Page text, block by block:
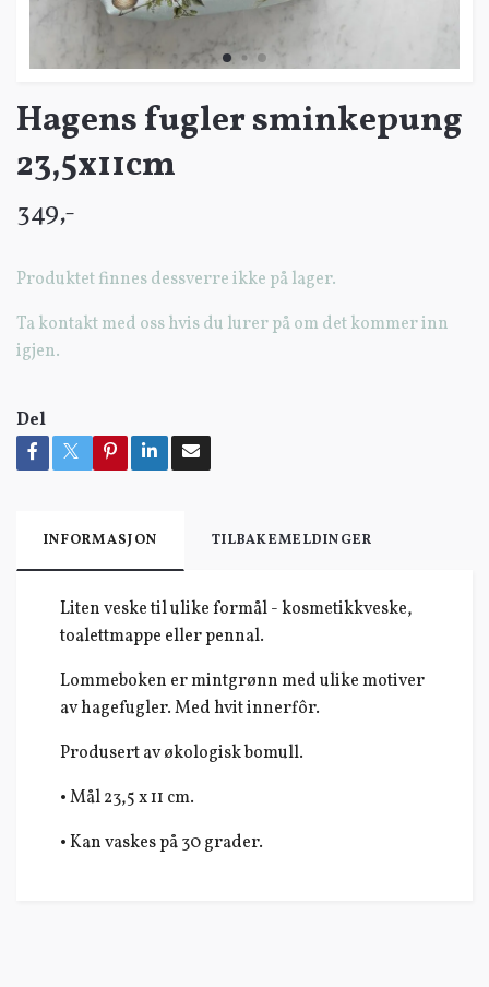
Hagens fugler sminkepung
23,5x11cm
349,-
Produktet finnes dessverre ikke på lager.
Ta kontakt med oss hvis du lurer på om det kommer inn
igjen.
Del
INFORMASJON TILBAKEMELDINGER
Liten veske til ulike formål - kosmetikkveske,
toalettmappe eller pennal.
Lommeboken er mintgrønn med ulike motiver
av hagefugler. Med hvit innerfôr.
Produsert av økologisk bomull.
• Mål 23,5 x 11 cm.
• Kan vaskes på 30 grader.